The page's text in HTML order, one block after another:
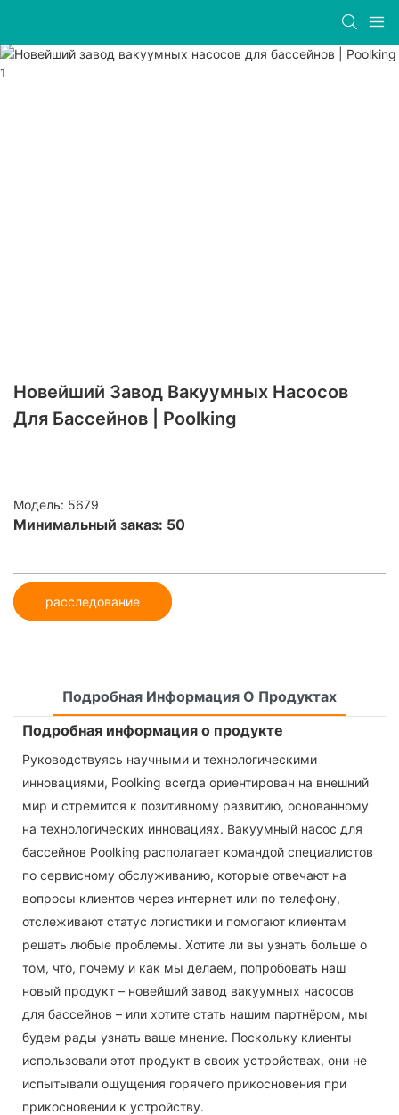
Новейший Завод Вакуумных Насосов
Для Бассейнов | Poolking
Модель: 5679
Минимальный заказ: 50
расследование
Подробная Информация О Продуктах
Подробная информация о продукте
Руководствуясь научными и технологическими
инновациями, Poolking всегда ориентирован на внешний
мир и стремится к позитивному развитию, основанному
на технологических инновациях. Вакуумный насос для
бассейнов Poolking располагает командой специалистов
по сервисному обслуживанию, которые отвечают на
вопросы клиентов через интернет или по телефону,
отслеживают статус логистики и помогают клиентам
решать любые проблемы. Хотите ли вы узнать больше о
том, что, почему и как мы делаем, попробовать наш
новый продукт – новейший завод вакуумных насосов
для бассейнов – или хотите стать нашим партнёром, мы
будем рады узнать ваше мнение. Поскольку клиенты
использовали этот продукт в своих устройствах, они не
испытывали ощущения горячего прикосновения при
прикосновении к устройству.